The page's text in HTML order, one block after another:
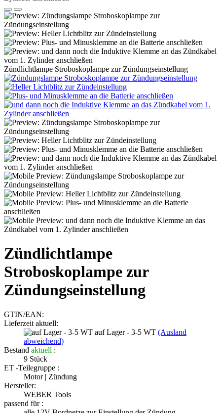
Zündlichtlampe Stroboskoplampe zur Zündungseinstellung
Zündlichtlampe
Stroboskoplampe zur
Zündungseinstellung
GTIN/EAN:
Lieferzeit aktuell:
auf Lager - 3-5 WT (Ausland
abweichend)
Bestand aktuell :
9 Stück
ET -Teilegruppe :
Motor | Zündung
Hersteller:
WEBER Tools
passend für :